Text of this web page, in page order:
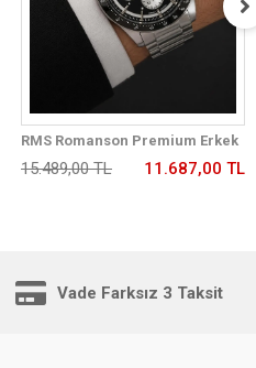
RMS Romanson Premium Erkek
Kol Saati Çelik Kordon 5 ATM Su
Geçirmez Kronometreli Kadran
15.489,00 TL 11.687,00 TL
Vade Farksız 3 Taksit